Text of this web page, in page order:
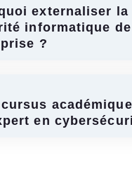
externaliser la
informatique
?
en